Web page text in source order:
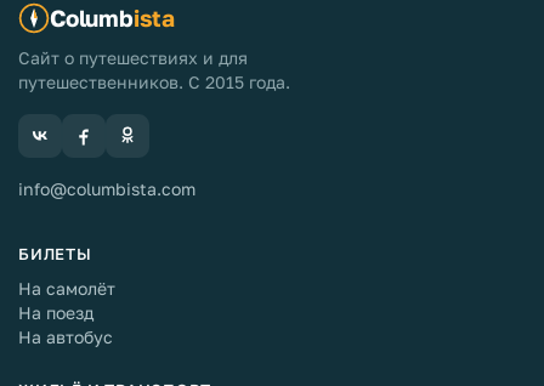
Columbista
Сайт о путешествиях и для
путешественников. С 2015 года.
info@columbista.com
БИЛЕТЫ
На самолёт
На поезд
На автобус